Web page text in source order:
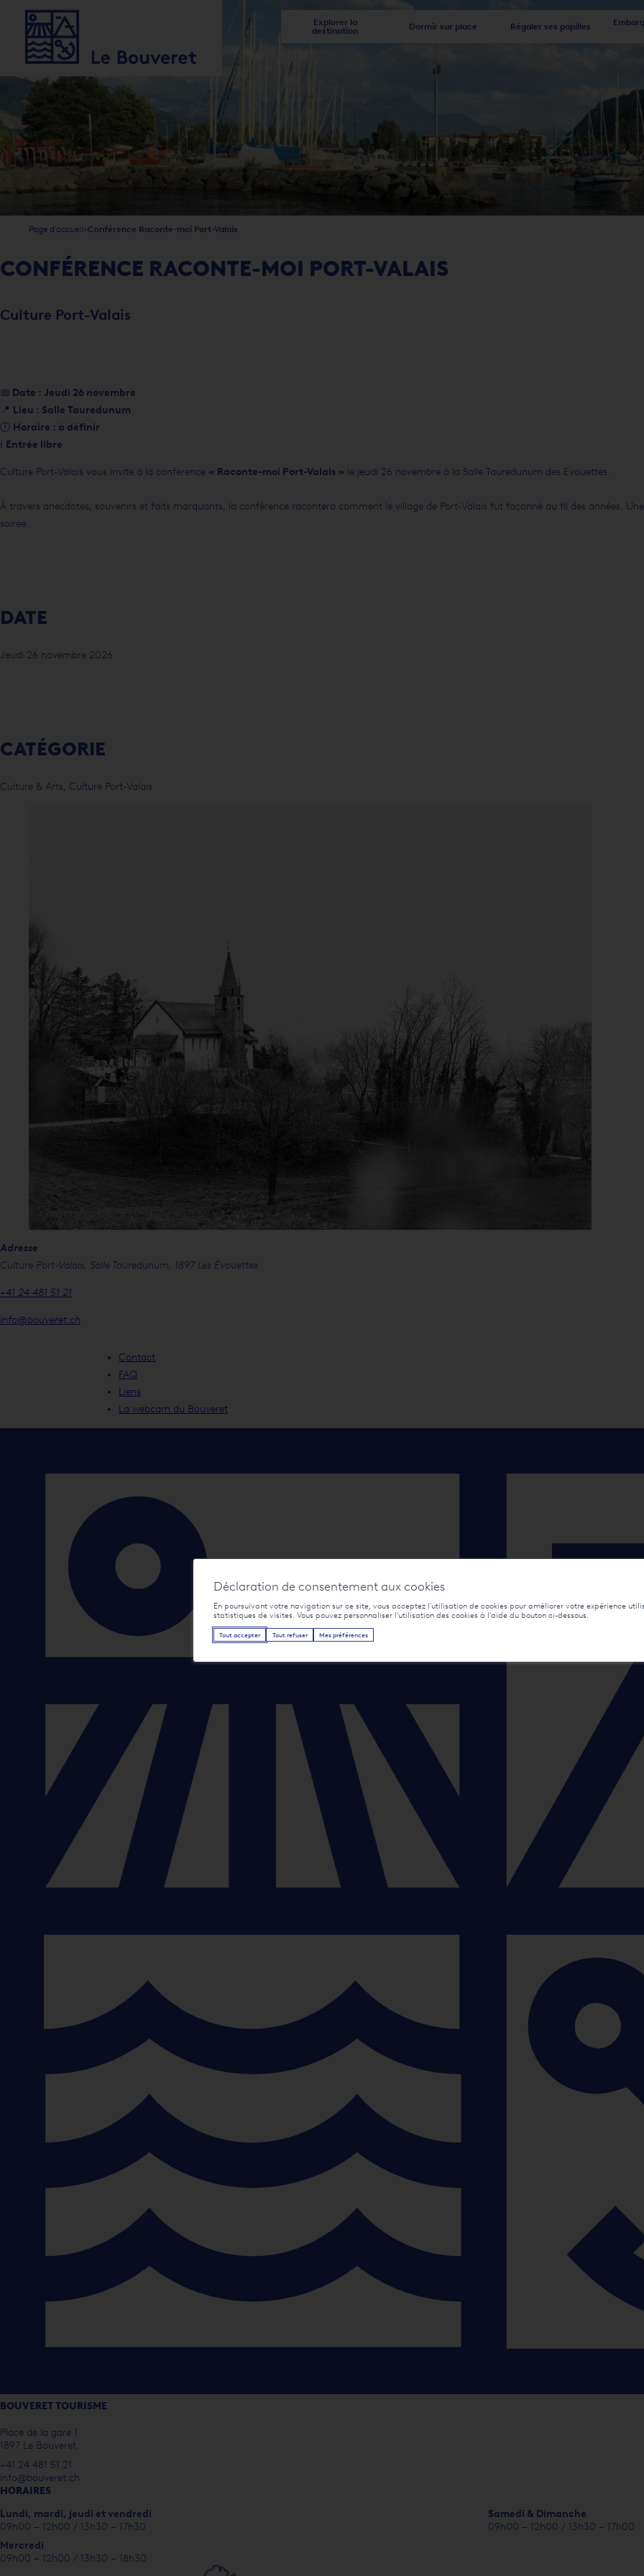
Explorer la
destination
Dormir sur place Régaler ses papilles
Page d'accueil Conférence Raconte-moi Port-Valais
CONFÉRENCE RACONTE-MOI PORT-VALAIS
Culture Port-Valais
📅 Date : Jeudi 26 novembre
📍 Lieu : Salle Tauredunum
🕕 Horaire : à définir
ℹ️ Entrée libre
Culture Port-Valais vous invite à la conférence « Raconte-moi Port-Valais » le jeudi 26 novembre à la Salle Tauredunum des Evouettes.
À travers anecdotes, souvenirs et faits marquants, la conférence racontera comment le village de Port-Valais fut façonné au fil des années.
soirée.
DATE
Jeudi 26 novembre 2026
CATÉGORIE
Culture & Arts, Culture Port-Valais
Adresse
Culture Port-Valais, Salle Tauredunum, 1897 Les Évouettes
+41 24 481 51 21
info@bouveret.ch
Contact
FAQ
Liens
La webcam du Bouveret
BOUVERET TOURISME
Place de la gare 1
1897 Le Bouveret
+41 24 481 51 21
info@bouveret.ch
HORAIRES
Lundi, mardi, jeudi et vendredi
09h00 – 12h00 / 13h30 – 17h30
Mercredi
09h00 – 12h00 / 13h30 – 18h30
Samedi & Dimanche
09h00 – 12h00 / 13h30 – 17h00
Déclaration de consentement aux cookies
En poursuivant votre navigation sur ce site, vous acceptez l'utilisation de cookies pour améliorer votre expérience
statistiques de visites. Vous pouvez personnaliser l'utilisation des cookies à l'aide du bouton ci-dessous.
Tout accepter Tout refuser Mes préférences